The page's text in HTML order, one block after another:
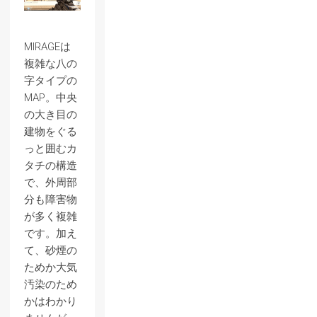
MIRAGEは
複雑な八の
字タイプの
MAP。中央
の大き目の
建物をぐる
っと囲むカ
タチの構造
で、外周部
分も障害物
が多く複雑
です。加え
て、砂煙の
ためか大気
汚染のため
かはわかり